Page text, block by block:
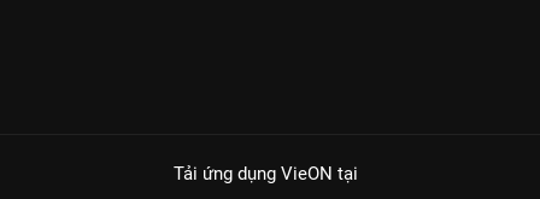
Tải ứng dụng VieON tại